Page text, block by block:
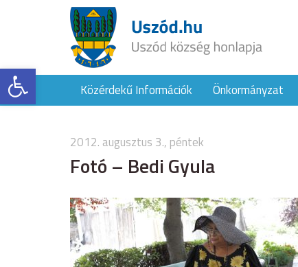
Eszköztár megnyitásaKözérdekű Információk Önkormányzat
2012. augusztus 3., péntek
Fotó – Bedi Gyula